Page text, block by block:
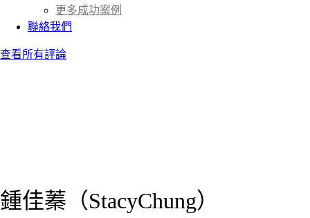
更多成功案例
聯絡我們
查看所有評論
鍾佳蓁（StacyChung）